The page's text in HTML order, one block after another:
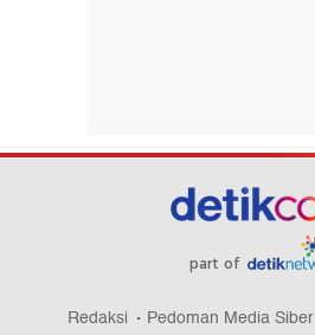
part of
Redaksi Pedoman Media Siber